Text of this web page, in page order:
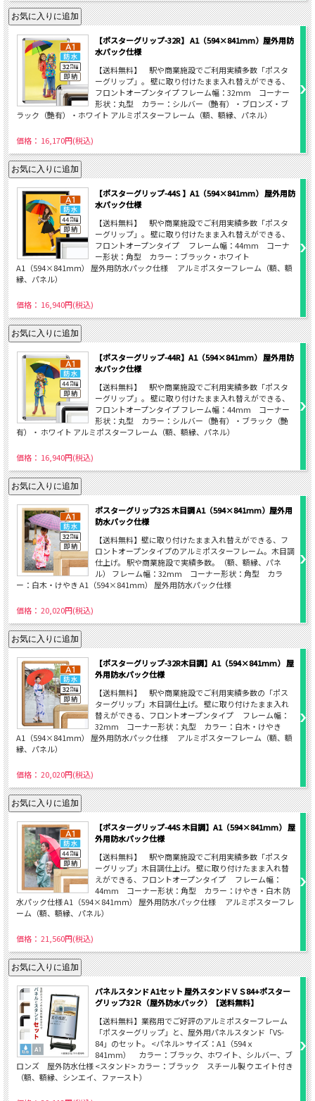
【ポスターグリップ-32R】 A1（594×841mm）屋外用防
水パック仕様
【送料無料】 駅や商業施設でご利用実績多数「ポスタ
ーグリップ」。 壁に取り付けたまま入れ替えができる、
フロントオープンタイプ フレーム幅：32mm コーナー
形状：丸型 カラー：シルバー（艶有）・ブロンズ・ブ
ラック（艶有）・ホワイト アルミポスターフレーム（額、額縁、パネル）
価格： 16,170円(税込)
【ポスターグリップ-44S 】A1（594×841mm） 屋外用防
水パック仕様
【送料無料】 駅や商業施設でご利用実績多数「ポスタ
ーグリップ」。 壁に取り付けたまま入れ替えができる、
フロントオープンタイプ フレーム幅：44mm コーナ
ー形状：角型 カラー：ブラック・ホワイト
A1（594×841ｍｍ） 屋外用防水パック仕様 アルミポスターフレーム（額、額
縁、パネル）
価格： 16,940円(税込)
【ポスターグリップ-44R】A1（594×841mm） 屋外用防
水パック仕様
【送料無料】 駅や商業施設でご利用実績多数「ポスタ
ーグリップ」。 壁に取り付けたまま入れ替えができる、
フロントオープンタイプ フレーム幅：44mm コーナー
形状：丸型 カラー：シルバー（艶有）・ブラック（艶
有）・ ホワイト アルミポスターフレーム（額、額縁、パネル）
価格： 16,940円(税込)
ポスターグリップ32S 木目調 A1（594×841mm）屋外用
防水パック仕様
【送料無料】壁に取り付けたまま入れ替えができる、フ
ロントオープンタイプのアルミポスターフレーム。木目調
仕上げ。 駅や商業施設で実績多数。（額、額縁、パネ
ル） フレーム幅：32mm コーナー形状：角型 カラ
ー：白木・けやき A1（594×841ｍｍ） 屋外用防水パック仕様
価格： 20,020円(税込)
【ポスターグリップ-32R木目調】A1（594×841mm） 屋
外用防水パック仕様
【送料無料】 駅や商業施設でご利用実績多数の「ポス
ターグリップ」木目調仕上げ。 壁に取り付けたまま入れ
替えができる、フロントオープンタイプ フレーム幅：
32mm コーナー形状：丸型 カラー：白木・けやき
A1（594×841ｍｍ） 屋外用防水パック仕様 アルミポスターフレーム（額、額
縁、パネル）
価格： 20,020円(税込)
【ポスターグリップ-44S 木目調】A1（594×841mm） 屋
外用防水パック仕様
【送料無料】 駅や商業施設でご利用実績多数「ポスタ
ーグリップ」木目調仕上げ。 壁に取り付けたまま入れ替
えができる、フロントオープンタイプ フレーム幅：
44mm コーナー形状：角型 カラー：けやき・白木 防
水パック仕様 A1（594×841ｍｍ） 屋外用防水パック仕様 アルミポスターフレ
ーム（額、額縁、パネル）
価格： 21,560円(税込)
パネルスタンド A1セット 屋外スタンドＶＳ84+ポスター
グリップ32Ｒ（屋外防水パック）【送料無料】
【送料無料】業務用でご好評のアルミポスターフレーム
「ポスターグリップ」と、屋外用パネルスタンド「VS-
84」のセット。 <パネル> サイズ：A1（594ｘ
841mm） カラー：ブラック、ホワイト、シルバー、ブ
ロンズ 屋外防水仕様 <スタンド> カラー：ブラック スチール製 ウエイト付き
（額、額縁、シンエイ、ファースト）